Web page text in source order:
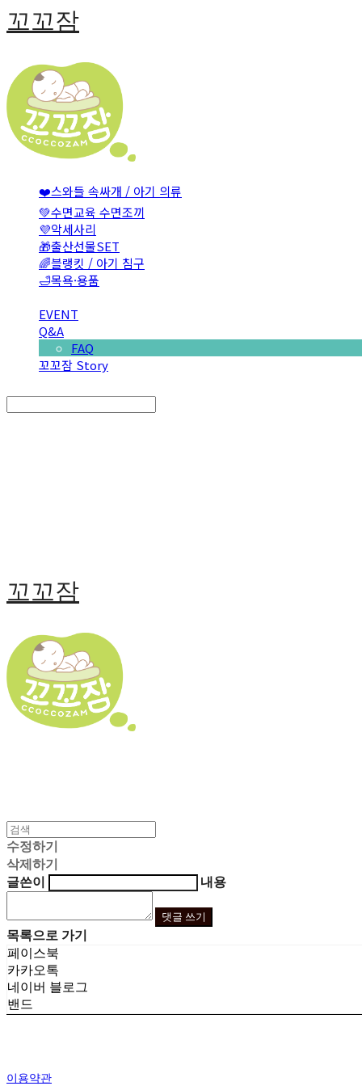
꼬꼬잠
❤️스와들 속싸개 / 아기 의류
💚수면교육 수면조끼
💜악세사리
🎁출산선물SET
🌈블랭킷 / 아기 침구
🛁목욕·용품
EVENT
Q&A
FAQ
꼬꼬잠 Story
꼬꼬잠
수정하기
삭제하기
글쓴이
내용
댓글 쓰기
목록으로 가기
페이스북
카카오톡
네이버 블로그
밴드
이용약관